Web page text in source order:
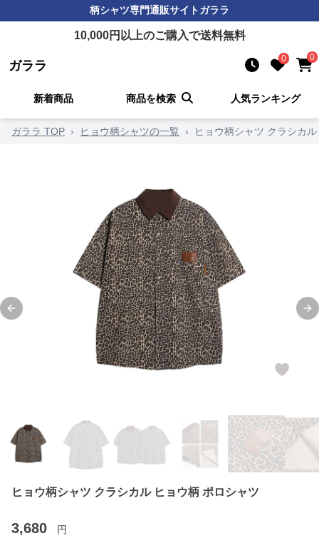
柄シャツ専門通販サイトガララ
10,000円以上のご購入で送料無料
ガララ 0 0
新着商品 商品を検索 人気ランキング
ガララ TOP › ヒョウ柄シャツの一覧 › ヒョウ柄シャツ クラシカ
Previous slide
ヒョウ柄シャツ クラシカル ヒョウ柄 ポロシャツ
3,680 円